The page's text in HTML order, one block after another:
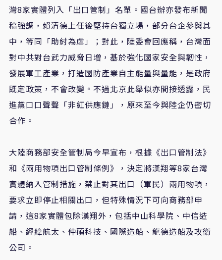
灣8家實體列入「出口管制」名單。國台辦亦發布新聞
稿強調，賴清德上任後堅持台獨立場，部分台企參與其
中，等同「助紂為虐」；對此，陸委會回應稱，台灣面
對中共對台武力威脅日增，基於強化國家安全與韌性，
發展軍工產業，打造國防產業自主能量與量能，是政府
既定政策，不會改變。不過北京此舉似亦間接透露，民
進黨口口聲聲「非紅供應鏈」，原來至今與陸企仍密切
合作。
大陸商務部安全管制局今早宣布，根據《出口管制法》
和《兩用物項出口管制條例》，決定將漢翔等8家台灣
實體納入管制措施，禁止對其出口（軍民）兩用物項，
要求立即停止相關出口，但特殊情況下可向商務部申
請，這8家實體包除漢翔外，包括中山科學院、中信造
船、經緯航太、仲碩科技、國際造船、龍德造船及攻衛
公司。